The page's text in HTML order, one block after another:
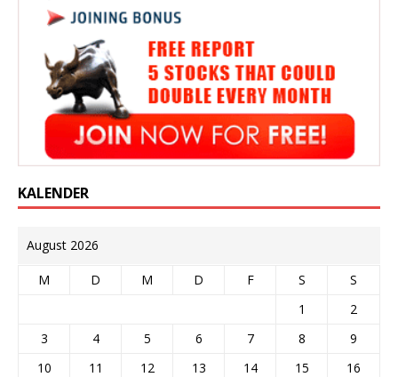
KALENDER
August 2026
M D M D F S
S
1
2
3
4 5 6 7 8
9
10
11 12 13 14 15
16